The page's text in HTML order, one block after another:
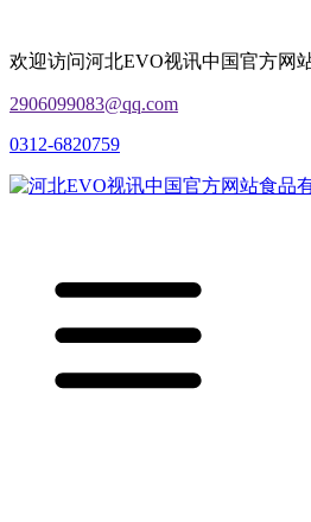
欢迎访问河北EVO视讯中国官方网
2906099083@qq.com
0312-6820759